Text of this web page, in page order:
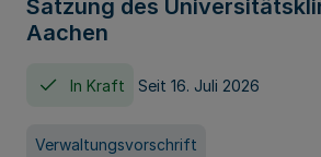
Satzung des
Aachen
In Kraft Seit 16. Juli 2026
Verwaltungsvorschrift